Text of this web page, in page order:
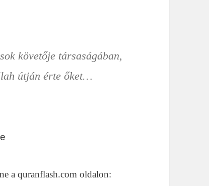
követője társaságában,
útján érte őket…
a quranflash.com oldalon: